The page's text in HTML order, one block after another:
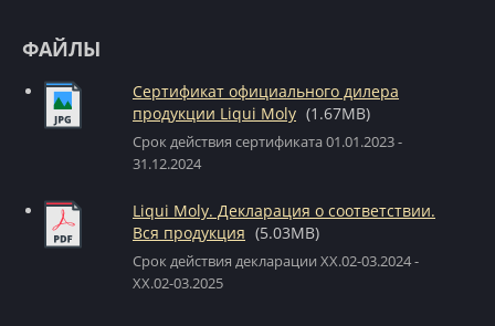
ФАЙЛЫ
Сертификат официального дилера
продукции Liqui Moly (1.67MB)
Срок действия сертификата 01.01.2023 -
31.12.2024
Liqui Moly. Декларация о соответствии.
Вся продукция (5.03MB)
Срок действия декларации XX.02-03.2024 -
XX.02-03.2025